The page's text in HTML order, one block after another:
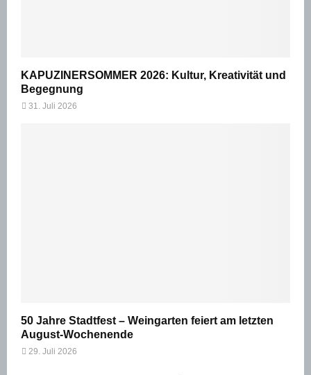
KAPUZINERSOMMER 2026: Kultur, Kreativität und
Begegnung
31. Juli 2026
50 Jahre Stadtfest – Weingarten feiert am letzten
August-Wochenende
29. Juli 2026